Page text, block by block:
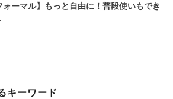
ォーマル】もっと自由に！普段使いもでき
キーワード